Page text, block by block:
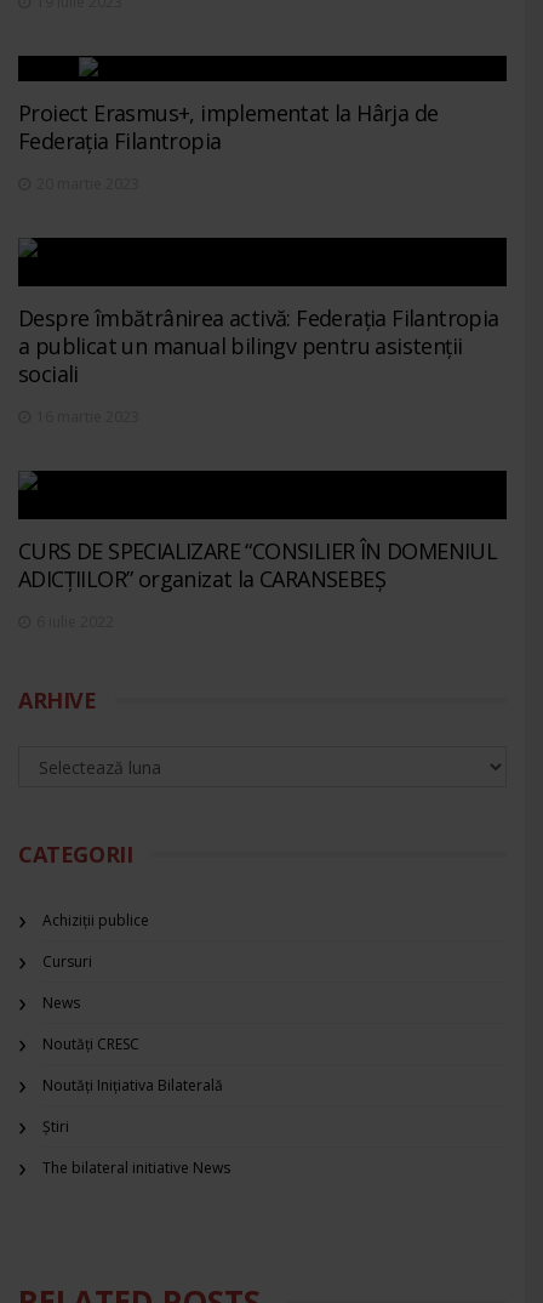
Proiect Erasmus+, implementat la Hârja de
Federația Filantropia
Despre îmbătrânirea activă: Federația Filantropia
a publicat un manual bilingv pentru asistenții
sociali
CURS DE SPECIALIZARE “CONSILIER ÎN DOMENIUL
ADICȚIILOR” organizat la CARANSEBEȘ
ARHIVE
CATEGORII
Achiziții publice
Cursuri
News
Noutăți CRESC
Noutăți Inițiativa Bilaterală
Știri
The bilateral initiative News